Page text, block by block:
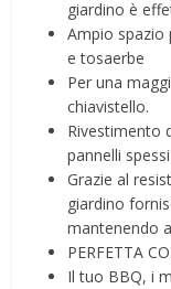
giardino è
Ampio spazio
e tosaerbe
Per una
chiavistello.
Rivestimento
pannelli
Grazie al
giardino
mantenendo
PERFETTA
Il tuo BBQ, i